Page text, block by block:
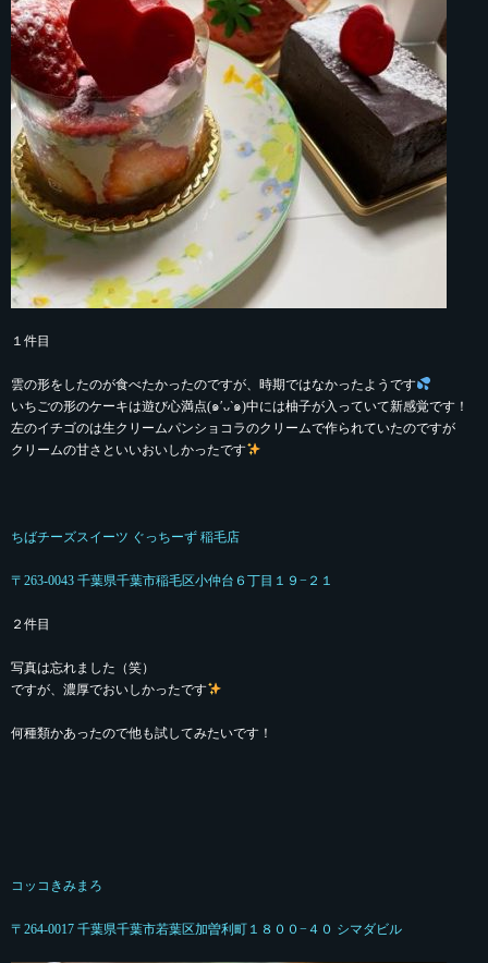
１件目
雲の形をしたのが食べたかったのですが、時期ではなかったようです
いちごの形のケーキは遊び心満点(๑′ᴗ‵๑)中には柚子が入っていて新感覚です！
左のイチゴのは生クリームパンショコラのクリームで作られていたのですが
クリームの甘さといいおいしかったです
ちばチーズスイーツ ぐっちーず 稲毛店
〒263-0043 千葉県千葉市稲毛区小仲台６丁目１９−２１
２件目
写真は忘れました（笑）
ですが、濃厚でおいしかったです
何種類かあったので他も試してみたいです！
コッコきみまろ
〒264-0017 千葉県千葉市若葉区加曽利町１８００−４０ シマダビル